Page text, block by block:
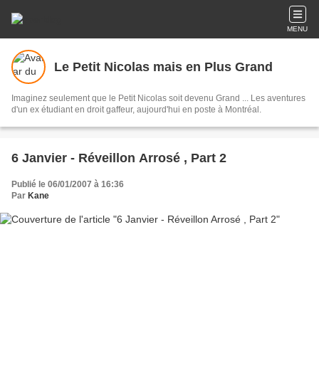
MENU
Le Petit Nicolas mais en Plus Grand
Imaginez seulement que le Petit Nicolas soit devenu Grand ... Les aventures
d'un ex étudiant en droit gaffeur, aujourd'hui en poste à Montréal.
6 Janvier - Réveillon Arrosé , Part 2
Publié le 06/01/2007 à 16:36
Par Kane